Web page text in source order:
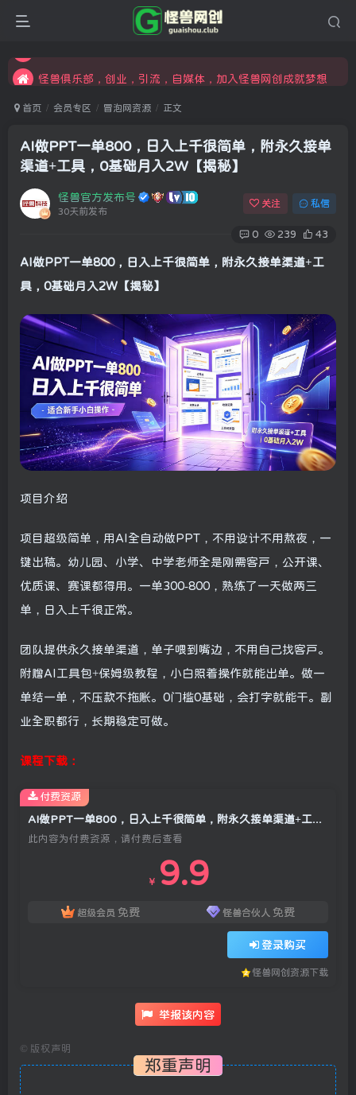
限时开通会员更享折扣，超高返佣
首页 会员专区 冒泡网资源 正文
AI做PPT一单800，日入上千很简单，附永久接单
渠道+工具，0基础月入2W【揭秘】
怪兽官方发布号
30天前发布
关注 私信
0 239 43
AI做PPT一单800，日入上千很简单，附永久接单渠道+工
具，0基础月入2W【揭秘】
项目介绍
项目超级简单，用AI全自动做PPT，不用设计不用熬夜，一
键出稿。幼儿园、小学、中学老师全是刚需客户，公开课、
优质课、赛课都得用。一单300-800，熟练了一天做两三
单，日入上千很正常。
团队提供永久接单渠道，单子喂到嘴边，不用自己找客户。
附赠AI工具包+保姆级教程，小白照着操作就能出单。做一
单结一单，不压款不拖账。0门槛0基础，会打字就能干。副
业全职都行，长期稳定可做。
课程下载：
AI做PPT一单800，日入上千很简单，附永久接单渠道+工具，0基础月入2W【揭秘】
此内容为付费资源，请付费后查看
￥ 9.9
超级会员 免费 怪兽合伙人 免费
登录购买
怪兽网创资源下载
付费资源
举报该内容
© 版权声明
郑重声明